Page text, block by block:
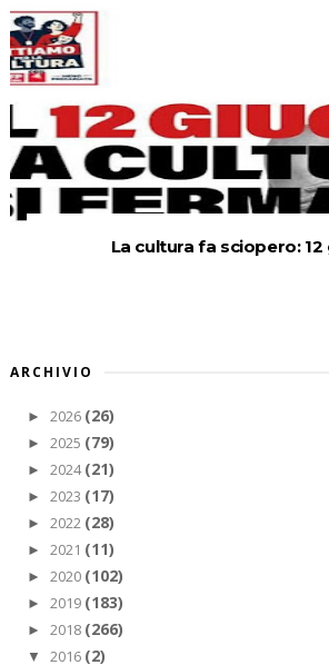
La cultura fa sciopero:
ARCHIVIO
► 2026 (26)
► 2025 (79)
► 2024(21)
► 2023 (17)
► 2022 (28)
► 2021 (11)
► 2020 (102)
► 2019 (183)
► 2018 (266)
▼ 2016 (2)